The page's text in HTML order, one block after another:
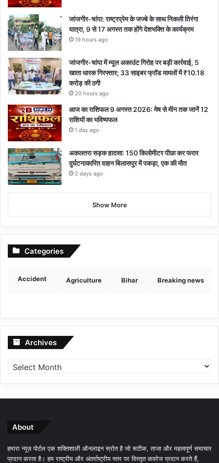
जांजगीर-चांपा: राष्ट्रप्रेम के जज्बे के साथ निकली तिरंगा
यात्रा, 9 से 17 अगस्त तक होंगे देशभक्ति के कार्यक्रम
19 hours ago
जांजगीर-चांपा में म्यूल अकाउंट गिरोह पर बड़ी कार्रवाई, 5
खाता धारक गिरफ्तार; 33 साइबर फ्रॉड मामलों में ₹10.18
करोड़ की ठगी
20 hours ago
आज का राशिफल 9 अगस्त 2026: मेष से मीन तक जानें 12
राशियों का भविष्यफल
1 day ago
अकलतरा सड़क हादसा: 150 किलोमीटर पीछा कर फरार
दुर्घटनाकारित वाहन बिलासपुर में पकड़ा, एक की मौत
2 days ago
Show More
Categories
Accident Agriculture Bihar Breaking news
Archives Archives
About
हमारा न्यूज़ पोर्टल एक शक्तिशाली ऑनलाइन स्रोत है जो सटीक, ताजा और महत्वपूर्ण समाचार
प्रदान करता है। हम राष्ट्रीय और अंतर्राष्ट्रीय स्तर पर विस्तृत कवरेज प्रदान करते हैं,